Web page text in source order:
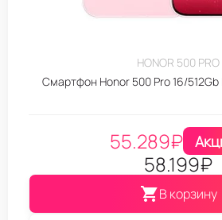
HONOR 500 PRO
Смартфон Honor 500 Pro 16/
55.289₽
58.199₽
В корзину